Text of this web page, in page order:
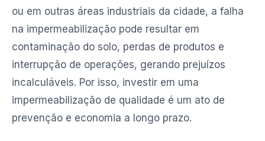
ou em outras áreas industriais da cidade, a falha
na impermeabilização pode resultar em
contaminação do solo, perdas de produtos e
interrupção de operações, gerando prejuízos
incalculáveis. Por isso, investir em uma
impermeabilização de qualidade é um ato de
prevenção e economia a longo prazo.